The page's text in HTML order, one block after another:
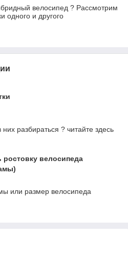
велосипед ? Рассмотрим
одного и другого
них разбираться ? читайте здесь
ростовку велосипеда
или размер велосипеда